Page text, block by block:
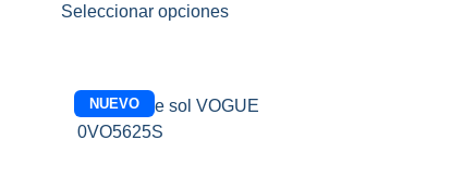
Seleccionar opciones
NUEVO